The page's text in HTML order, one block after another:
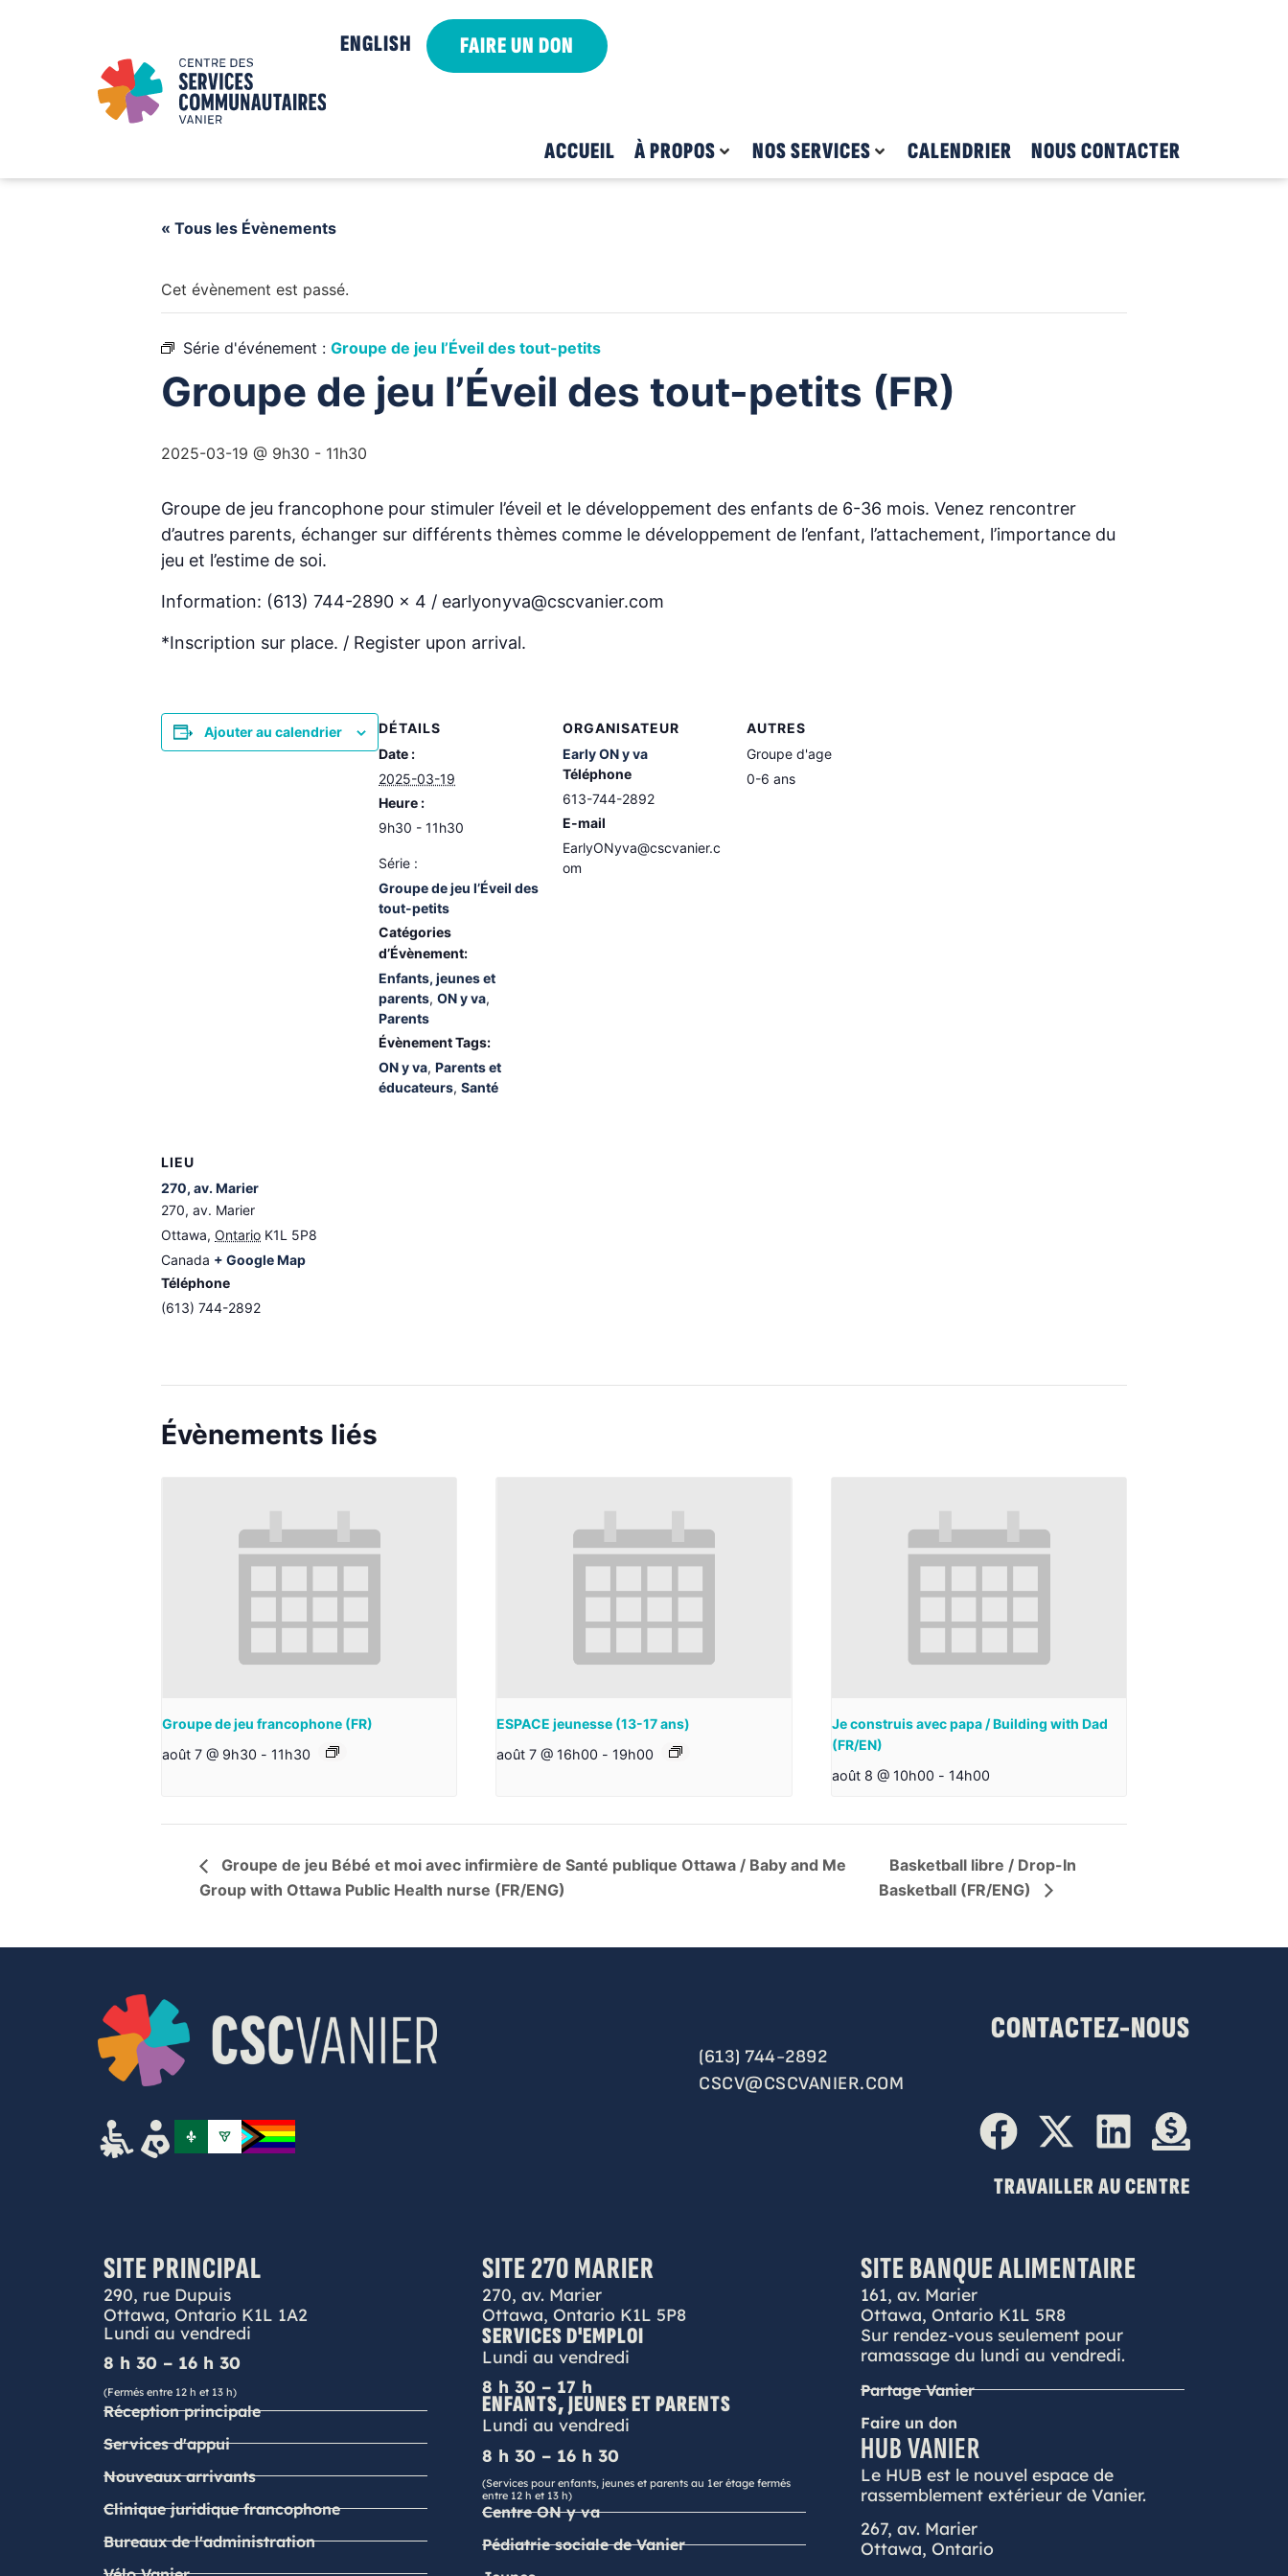
ENGLISH FAIRE UN DON
ACCUEIL À PROPOS NOS SERVICES CALENDRIER NOUS CONTACTER
« Tous les Évènements
Cet évènement est passé.
Série d'événement : Groupe de jeu l’Éveil des tout-petits
Groupe de jeu l’Éveil des tout-petits (FR)
2025-03-19 @ 9h30 - 11h30
Groupe de jeu francophone pour stimuler l’éveil et le développement des enfants de 6-36 mois. Venez rencontrer
d’autres parents, échanger sur différents thèmes comme le développement de l’enfant, l’attachement, l’importance du
jeu et l’estime de soi.
Information: (613) 744-2890 x 4 / earlyonyva@cscvanier.com
*Inscription sur place. / Register upon arrival.
Ajouter au calendrier
DÉTAILS
Date :
2025-03-19
Heure :
9h30 - 11h30
Série :
Groupe de jeu l’Éveil des
tout-petits
Catégories
d’Évènement:
Enfants, jeunes et
parents, ON y va,
Parents
Évènement Tags:
ON y va, Parents et
éducateurs, Santé
ORGANISATEUR
Early ON y va
Téléphone
613-744-2892
E-mail
EarlyONyva@cscvanier.c
om
AUTRES
Groupe d'age
0-6 ans
LIEU
270, av. Marier
270, av. Marier
Ottawa, Ontario K1L 5P8
Canada + Google Map
Téléphone
(613) 744-2892
Évènements liés
Groupe de jeu francophone (FR)
août 7 @ 9h30 - 11h30
ESPACE jeunesse (13-17 ans)
août 7 @ 16h00 - 19h00
Je construis avec papa / Building with Dad
(FR/EN)
août 8 @ 10h00 - 14h00
Groupe de jeu Bébé et moi avec infirmière de Santé publique Ottawa / Baby and Me
Group with Ottawa Public Health nurse (FR/ENG)
Basketball libre / Drop-In
Basketball (FR/ENG)
CONTACTEZ-NOUS
(613) 744-2892
CSCV@CSCVANIER.COM
TRAVAILLER AU CENTRE
SITE PRINCIPAL
290, rue Dupuis
Ottawa, Ontario K1L 1A2
Lundi au vendredi
8 h 30 – 16 h 30
(Fermés entre 12 h et 13 h)
Réception principale
Services d'appui
Nouveaux arrivants
Clinique juridique francophone
Bureaux de l'administration
SITE 270 MARIER
270, av. Marier
Ottawa, Ontario K1L 5P8
SERVICES D'EMPLOI
Lundi au vendredi
8 h 30 – 17 h
ENFANTS, JEUNES ET PARENTS
Lundi au vendredi
8 h 30 – 16 h 30
(Services pour enfants, jeunes et parents au 1er étage fermés
entre 12 h et 13 h)
Centre ON y va
Pédiatrie sociale de Vanier
SITE BANQUE ALIMENTAIRE
161, av. Marier
Ottawa, Ontario K1L 5R8
Sur rendez-vous seulement pour
ramassage du lundi au vendredi.
Partage Vanier
Faire un don
HUB VANIER
Le HUB est le nouvel espace de
rassemblement extérieur de Vanier.
267, av. Marier
Ottawa, Ontario